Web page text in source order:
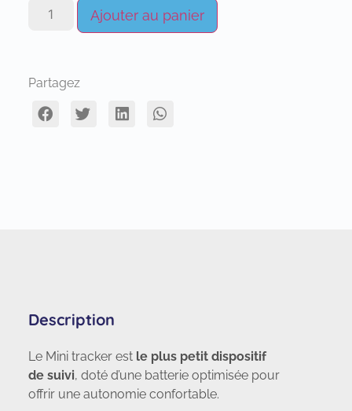
Ajouter au panier
Partagez
Description
Le Mini tracker est le plus petit dispositif
de suivi, doté d’une batterie optimisée pour
offrir une autonomie confortable.